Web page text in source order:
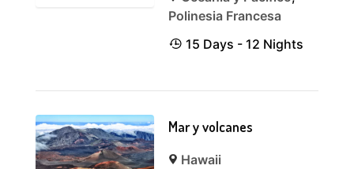
Polinesia Francesa
15 Days - 12 Nights
Mar y volcanes
Hawaii